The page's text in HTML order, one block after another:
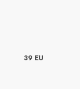
39 EU